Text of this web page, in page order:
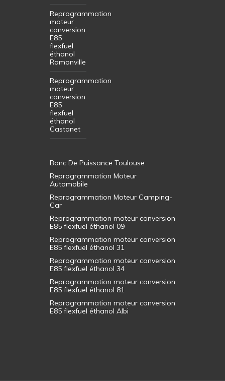
Reprogrammation
moteur
conversion
E85
flexfuel
éthanol
Ramonville
Reprogrammation
moteur
conversion
E85
flexfuel
éthanol
Castanet
Banc De Puissance Toulouse
Reprogrammation Moteur
Automobile
Reprogrammation Moteur Camping-
Car
Reprogrammation moteur conversion
E85 flexfuel éthanol 09
Reprogrammation moteur conversion
E85 flexfuel éthanol 31
Reprogrammation moteur conversion
E85 flexfuel éthanol 34
Reprogrammation moteur conversion
E85 flexfuel éthanol 81
Reprogrammation moteur conversion
E85 flexfuel éthanol Albi